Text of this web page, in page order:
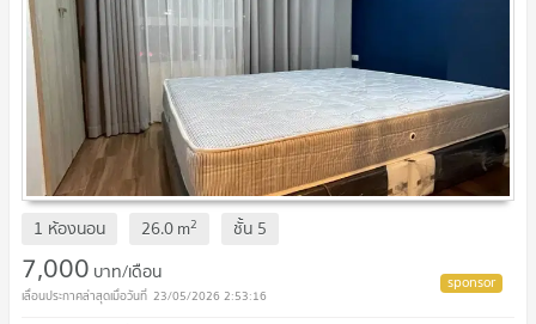
1 ห้องนอน 26.0m2 ชั้น 5
7,000 บาท/เดือน
23/05/2026 2:53:16